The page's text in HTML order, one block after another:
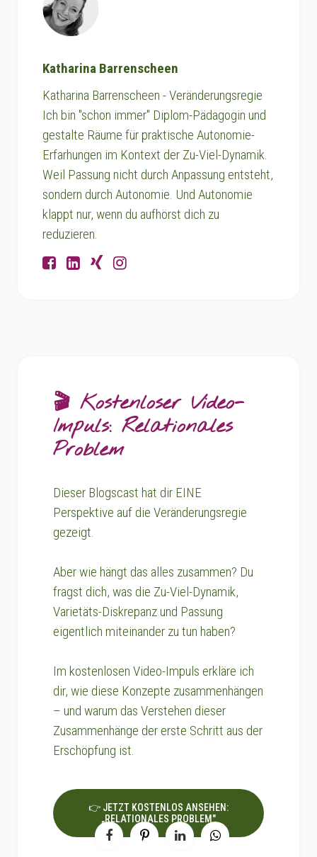
Katharina Barrenscheen
Katharina Barrenscheen - Veränderungsregie
Ich bin "schon immer" Diplom-Pädagogin und
gestalte Räume für praktische Autonomie-
Erfarhungen im Kontext der Zu-Viel-Dynamik.
Weil Passung nicht durch Anpassung entsteht,
sondern durch Autonomie. Und Autonomie
klappt nur, wenn du aufhörst dich zu
reduzieren.
🎬 Kostenloser Video-
Impuls: Relationales
Problem
Dieser Blogscast hat dir EINE
Perspektive auf die Veränderungsregie
gezeigt.
Aber wie hängt das alles zusammen? Du
fragst dich, was die Zu-Viel-Dynamik,
Varietäts-Diskrepanz und Passung
eigentlich miteinander zu tun haben?
Im kostenlosen Video-Impuls erkläre ich
dir, wie diese Konzepte zusammenhängen
– und warum das Verstehen dieser
Zusammenhänge der erste Schritt aus der
Erschöpfung ist.
👉 JETZT KOSTENLOS ANSEHEN:
„RELATIONALES PROBLEM"